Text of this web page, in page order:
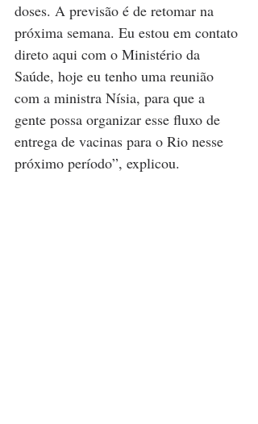
doses. A previsão é de retomar na
próxima semana. Eu estou em contato
direto aqui com o Ministério da
Saúde, hoje eu tenho uma reunião
com a ministra Nísia, para que a
gente possa organizar esse fluxo de
entrega de vacinas para o Rio nesse
próximo período”, explicou.